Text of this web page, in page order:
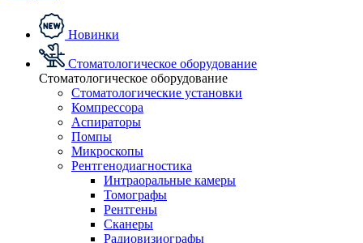
Новинки
Стоматологическое оборудование
Стоматологическое оборудование
Стоматологические установки
Компрессора
Аспираторы
Помпы
Микроскопы
Рентгенодиагностика
Интраоральные камеры
Томографы
Рентгены
Сканеры
Радиовизиографы